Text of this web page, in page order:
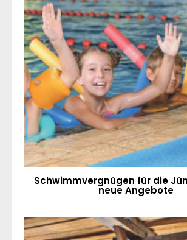
Schwimmvergnügen für die
neue Angebote